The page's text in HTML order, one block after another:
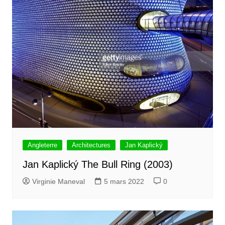
Angleterre Architectures Jan Kaplický
Jan Kaplický The Bull Ring (2003)
Virginie Maneval 5 mars 2022 0